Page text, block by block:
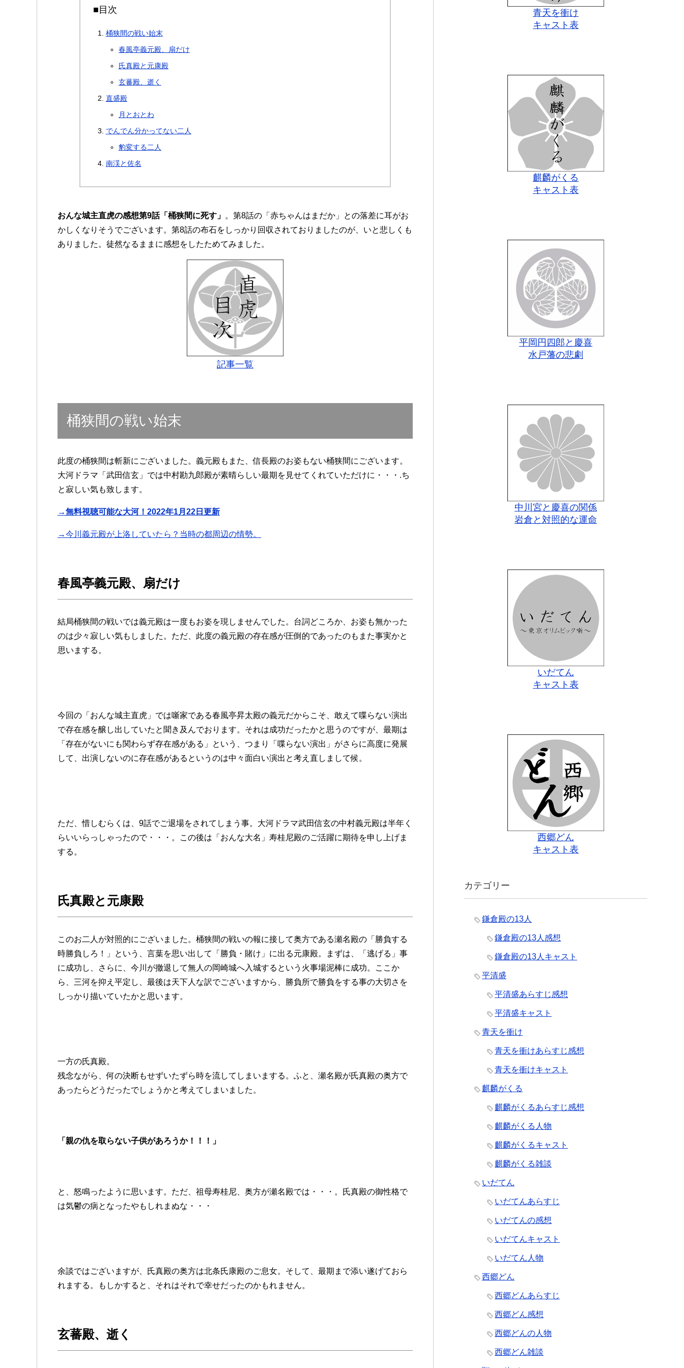
■目次
桶狭間の戦い始末
春風亭義元殿、扇だけ
氏真殿と元康殿
玄蕃殿、逝く
直盛殿
月とおとわ
でんでん分かってない二人
豹変する二人
南渓と佐名
おんな城主直虎の感想第9話「桶狭間に死す」 。第8話の「赤ちゃんはまだか」との落差に耳がお
かしくなりそうでございます。第8話の布石をしっかり回収されておりましたのが、いと悲しくも
ありました。徒然なるままに感想をしたためてみました。
記事一覧
桶狭間の戦い始末
此度の桶狭間は斬新にございました。義元殿もまた、信長殿のお姿もない桶狭間にございます。
大河ドラマ「武田信玄」では中村勘九郎殿が素晴らしい最期を見せてくれていただけに・・・.ち
と寂しい気も致します。
→無料視聴可能な大河！2022年1月22日更新
→今川義元殿が上洛していたら？当時の都周辺の情勢。
春風亭義元殿、扇だけ
結局桶狭間の戦いでは義元殿は一度もお姿を現しませんでした。台詞どころか、お姿も無かった
のは少々寂しい気もしました。ただ、此度の義元殿の存在感が圧倒的であったのもまた事実かと
思いまする。
今回の「おんな城主直虎」では噺家である春風亭昇太殿の義元だからこそ、敢えて喋らない演出
で存在感を醸し出していたと聞き及んでおります。それは成功だったかと思うのですが、最期は
「存在がないにも関わらず存在感がある」という、つまり「喋らない演出」がさらに高度に発展
して、出演しないのに存在感があるというのは中々面白い演出と考え直しまして候。
ただ、惜しむらくは、9話でご退場をされてしまう事。大河ドラマ武田信玄の中村義元殿は半年く
らいいらっしゃったので・・・。この後は「おんな大名」寿桂尼殿のご活躍に期待を申し上げま
する。
氏真殿と元康殿
このお二人が対照的にございました。桶狭間の戦いの報に接して奥方である瀬名殿の「勝負する
時勝負しろ！」という、言葉を思い出して「勝負・賭け」に出る元康殿。まずは、「逃げる」事
に成功し、さらに、今川が撤退して無人の岡崎城へ入城するという火事場泥棒に成功。ここか
ら、三河を抑え平定し、最後は天下人な訳でございますから、勝負所で勝負をする事の大切さを
しっかり描いていたかと思います。
一方の氏真殿。
残念ながら、何の決断もせずいたずら時を流してしまいまする。ふと、瀬名殿が氏真殿の奥方で
あったらどうだったでしょうかと考えてしまいました。
「親の仇を取らない子供があろうか！！！」
と、怒鳴ったように思います。ただ、祖母寿桂尼、奥方が瀬名殿では・・・。氏真殿の御性格で
は気鬱の病となったやもしれまぬな・・・
余談ではございますが、氏真殿の奥方は北条氏康殿のご息女。そして、最期まで添い遂げておら
れまする。もしかすると、それはそれで幸せだったのかもれません。
玄蕃殿、逝く
青天を衝け
キャスト表
麒麟がくる
キャスト表
平岡円四郎と慶喜
水戸藩の悲劇
中川宮と慶喜の関係
岩倉と対照的な運命
いだてん
キャスト表
西郷どん
キャスト表
カテゴリー
鎌倉殿の13人
鎌倉殿の13人感想
鎌倉殿の13人キャスト
平清盛
平清盛あらすじ感想
平清盛キャスト
青天を衝け
青天を衝けあらすじ感想
青天を衝けキャスト
麒麟がくる
麒麟がくるあらすじ感想
麒麟がくる人物
麒麟がくるキャスト
麒麟がくる雑談
いだてん
いだてんあらすじ
いだてんの感想
いだてんキャスト
いだてん人物
西郷どん
西郷どんあらすじ
西郷どん感想
西郷どんの人物
西郷どん雑談